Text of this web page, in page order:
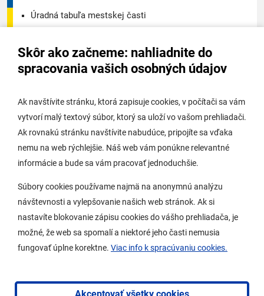
Skôr ako začneme: nahliadnite do
spracovania vašich osobných údajov
Ak navštívite stránku, ktorá zapisuje cookies, v počítači sa vám
vytvorí malý textový súbor, ktorý sa uloží vo vašom prehliadači.
Ak rovnakú stránku navštívite nabudúce, pripojíte sa vďaka
nemu na web rýchlejšie. Náš web vám ponúkne relevantné
informácie a bude sa vám pracovať jednoduchšie.
Súbory cookies používame najmä na anonymnú analýzu
návštevnosti a vylepšovanie našich web stránok. Ak si
nastavíte blokovanie zápisu cookies do vášho prehliadača, je
možné, že web sa spomalí a niektoré jeho časti nemusia
fungovať úplne korektne. Viac info k spracúvaniu cookies.
Úradná tabuľa mestskej časti
Úradná tabuľa stavebného úradu
Potrebujem vybaviť
Samospráva
O Lamači
Mobilná aplikácia
Kontakty